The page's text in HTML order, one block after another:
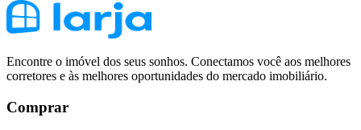
Encontre o imóvel dos seus sonhos. Conectamos você aos melhores
corretores e às melhores oportunidades do mercado imobiliário.
Comprar